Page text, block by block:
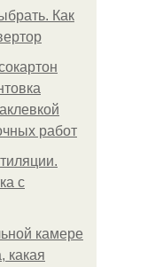
Как
работ
с
камере
какая